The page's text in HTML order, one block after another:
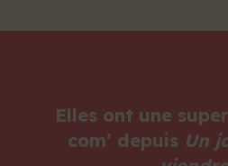
Elles ont une
com’ depuis Un